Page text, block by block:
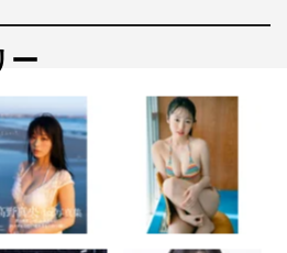
イメント
ンカヨウ」製作委員会
ー